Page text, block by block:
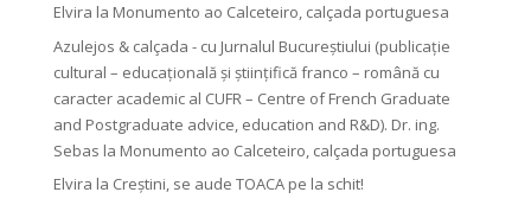
Elvira la Monumento ao Calceteiro, calçada portuguesa
Azulejos & calçada - cu Jurnalul Bucureștiului (publicație
cultural – educațională și științifică franco – română cu
caracter academic al CUFR – Centre of French Graduate
and Postgraduate advice, education and R&D). Dr. ing.
Sebas la Monumento ao Calceteiro, calçada portuguesa
Elvira la Creştini, se aude TOACA pe la schit!